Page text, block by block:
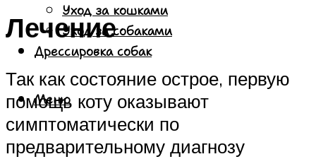
Уход за кошками
Уход за собаками
Дрессировка собак
Меню
Лечение
Так как состояние острое, первую
помощь коту оказывают
симптоматически по
предварительному диагнозу